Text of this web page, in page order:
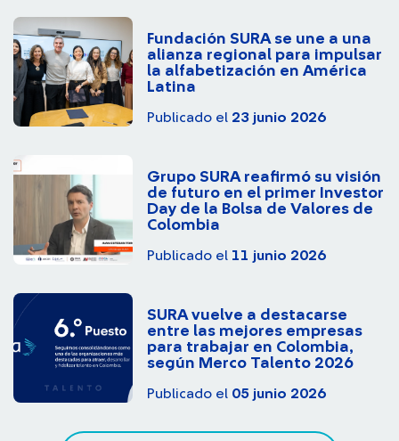
Fundación SURA se une a una
alianza regional para impulsar
la alfabetización en América
Latina
Publicado el 23 junio 2026
Grupo SURA reafirmó su visión
de futuro en el primer Investor
Day de la Bolsa de Valores de
Colombia
Publicado el 11 junio 2026
SURA vuelve a destacarse
entre las mejores empresas
para trabajar en Colombia,
según Merco Talento 2026
Publicado el 05 junio 2026